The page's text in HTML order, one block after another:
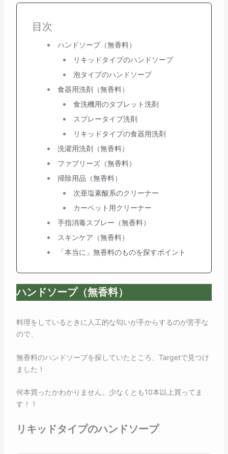
目次
ハンドソープ（無香料）
リキッドタイプのハンドソープ
泡タイプのハンドソープ
食器用洗剤（無香料）
食洗機用のタブレット洗剤
スプレータイプ洗剤
リキッドタイプの食器用洗剤
洗濯用洗剤（無香料）
ファブリーズ（無香料）
掃除用品（無香料）
次亜塩素酸系のクリーナー
カーペット用クリーナー
手指消毒スプレー（無香料）
スキンケア（無香料）
「本当に」無香料のものを探すポイント
ハンドソープ（無香料）
料理をしているときに人工的な匂いが手からするのが苦手な
ので、
無香料のハンドソープを探していたところ、Targetで見つけ
ました！
何本買ったかわかりません。少なくとも10本以上買ってま
す！！
リキッドタイプのハンドソープ